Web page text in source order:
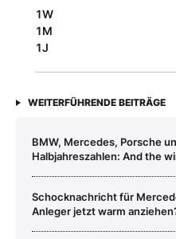
1W
1M
1J
WEITERFÜHRENDE BEITRÄGE
BMW, Mercedes, Porsche
Halbjahreszahlen: And the
Schocknachricht für
Anleger jetzt warm